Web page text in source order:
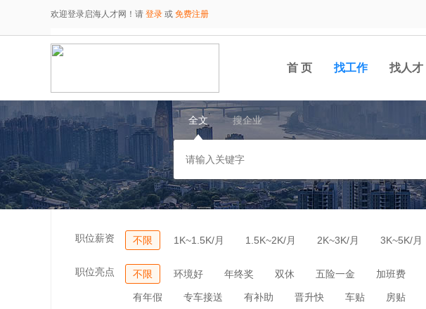
欢迎登录启海人才网！请 登录 或 免费注册
首 页 找工作 找人才
全文 搜企业
职位薪资 不限 1K~1.5K/月 1.5K~2K/月 2K~3K/月 3K~5K/月
职位亮点 不限 环境好 年终奖 双休 五险一金 加班费
有年假 专车接送 有补助 晋升快 车贴 房贴